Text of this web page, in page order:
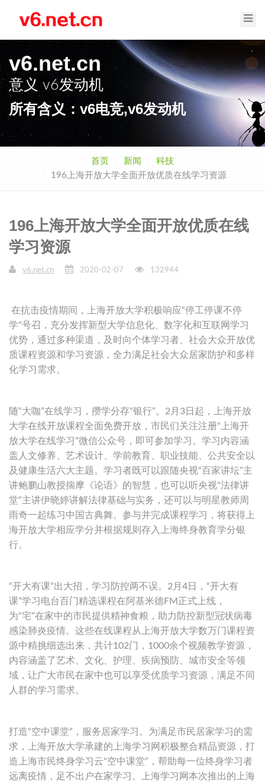
v6.net.cn
意义v6发动机
所有含义：v6电竞,v6发动机
首页 新闻
科技
196上海开放大学全面开放优质在线学习资源
196上海开放大学全面开放优质在线
学习资源
v6.net.cn 2020-02-07 132944
在抗击疫情期间，上海开放大学积极响应“停工停课不停
学”号召，充分发挥新型大学信息化、数字化和互联网学习
优势，通过多种渠道，及时向个体学习者、社会大众开放优
质课程资源和学习资源，全力满足社会大众居家防护和多样
化学习需求。
随“大咖”在线学习，攒学分存“银行”。2月3日起，上海开放
大学在线开放课程全面免费开放，市民们关注注册“上海开
放大学在线学习”微信公众号，即可参加学习。学习内容涵
盖人文修养、艺术设计、学前教育、职业技能、公共安全以
及健康生活六大主题。学习者既可以跟随央视“百家讲坛”主
讲鲍鹏山教授揣摩《论语》的智慧，也可以听央视“法律讲
堂”主讲伊晓婷讲解法律基础与实务，还可以与明星教师周
雨奇一起练习中国古典舞。参与并完成课程学习，将获得上
海开放大学相应学分并根据规则存入上海终身教育学分银
行。
“开大有课”出大招，学习防控两不误。2月4日，“开大有
课”学习电台百门精选课程在阿基米德FM正式上线，
为“宅”在家中的市民提供精神食粮，助力防控新型冠状病毒
感染肺炎疫情。这些在线课程从上海开放大学数万门课程资
源中精挑细选出来，共计102门，1000余个视频教学资源，
内容涵盖了艺术、文化、护理、疾病预防、城市安全等领
域，让广大市民在家中也可以享受优质学习资源，满足不同
人群的学习需求。
打造“空中课堂”，服务居家学习。为满足市民居家学习的需
求，上海开放大学承建的上海学习网积极整合精品资源，打
造上海市民终身学习云“空中课堂”，帮助每一位终身学习者
远离疫情，足不出户在家学习。上海学习网本次推出的上海